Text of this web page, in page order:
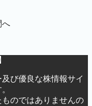
び優良な株情報サイ
のではありませんの